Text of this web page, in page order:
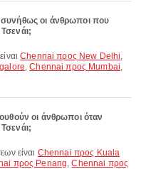
συνήθως οι άνθρωποι που
Chennai προς New Delhi,
,Chennai προς Mumbai,
οι άνθρωποι όταν
είναι Chennai προς Kuala
προς Penang,Chennai προς